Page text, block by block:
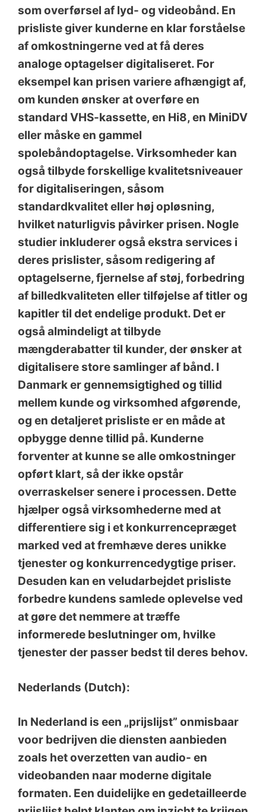
som overførsel af lyd- og videobånd. En
prisliste giver kunderne en klar forståelse
af omkostningerne ved at få deres
analoge optagelser digitaliseret. For
eksempel kan prisen variere afhængigt af,
om kunden ønsker at overføre en
standard VHS-kassette, en Hi8, en MiniDV
eller måske en gammel
spolebåndoptagelse. Virksomheder kan
også tilbyde forskellige kvalitetsniveauer
for digitaliseringen, såsom
standardkvalitet eller høj opløsning,
hvilket naturligvis påvirker prisen. Nogle
studier inkluderer også ekstra services i
deres prislister, såsom redigering af
optagelserne, fjernelse af støj, forbedring
af billedkvaliteten eller tilføjelse af titler og
kapitler til det endelige produkt. Det er
også almindeligt at tilbyde
mængderabatter til kunder, der ønsker at
digitalisere store samlinger af bånd. I
Danmark er gennemsigtighed og tillid
mellem kunde og virksomhed afgørende,
og en detaljeret prisliste er en måde at
opbygge denne tillid på. Kunderne
forventer at kunne se alle omkostninger
opført klart, så der ikke opstår
overraskelser senere i processen. Dette
hjælper også virksomhederne med at
differentiere sig i et konkurrencepræget
marked ved at fremhæve deres unikke
tjenester og konkurrencedygtige priser.
Desuden kan en veludarbejdet prisliste
forbedre kundens samlede oplevelse ved
at gøre det nemmere at træffe
informerede beslutninger om, hvilke
tjenester der passer bedst til deres behov.
Nederlands (Dutch):
In Nederland is een „prijslijst” onmisbaar
voor bedrijven die diensten aanbieden
zoals het overzetten van audio- en
videobanden naar moderne digitale
formaten. Een duidelijke en gedetailleerde